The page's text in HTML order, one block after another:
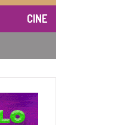
CINE